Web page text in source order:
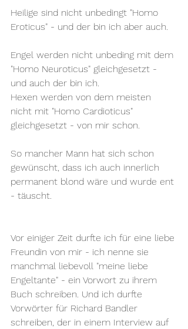
Heilige sind nicht unbedingt "Homo
Eroticus" - und der bin ich aber auch.
Engel werden nicht unbeding mit dem
"Homo Neuroticus" gleichgesetzt -
und auch der bin ich.
Hexen werden von dem meisten
nicht mit "Homo Cardioticus"
gleichgesetzt - von mir schon.
So mancher Mann hat sich schon
gewünscht, dass ich auch innerlich
permanent blond wäre und wurde ent
- täuscht.
Vor einiger Zeit durfte ich für eine liebe
Freundin von mir - ich nenne sie
manchmal liebevoll "meine liebe
Engeltante" - ein Vorwort zu ihrem
Buch schreiben. Und ich durfte
Vorwörter für Richard Bandler
schreiben, der in einem Interview auf